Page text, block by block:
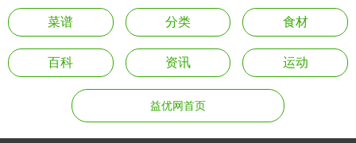
菜谱 分类 食材
百科 资讯 运动
益优网首页